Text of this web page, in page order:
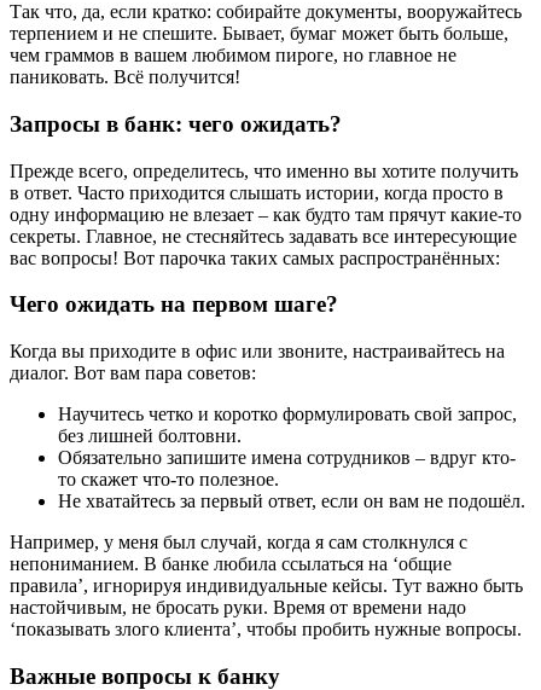
Так что, да, если кратко: собирайте документы, вооружайтесь
терпением и не спешите. Бывает, бумаг может быть больше,
чем граммов в вашем любимом пироге, но главное не
паниковать. Всё получится!
Запросы в банк: чего ожидать?
Прежде всего, определитесь, что именно вы хотите получить
в ответ. Часто приходится слышать истории, когда просто в
одну информацию не влезает – как будто там прячут какие-то
секреты. Главное, не стесняйтесь задавать все интересующие
вас вопросы! Вот парочка таких самых распространённых:
Чего ожидать на первом шаге?
Когда вы приходите в офис или звоните, настраивайтесь на
диалог. Вот вам пара советов:
Научитесь четко и коротко формулировать свой запрос,
без лишней болтовни.
Обязательно запишите имена сотрудников – вдруг кто-
то скажет что-то полезное.
Не хватайтесь за первый ответ, если он вам не подошёл.
Например, у меня был случай, когда я сам столкнулся с
непониманием. В банке любила ссылаться на ‘общие
правила’, игнорируя индивидуальные кейсы. Тут важно быть
настойчивым, не бросать руки. Время от времени надо
‘показывать злого клиента’, чтобы пробить нужные вопросы.
Важные вопросы к банку